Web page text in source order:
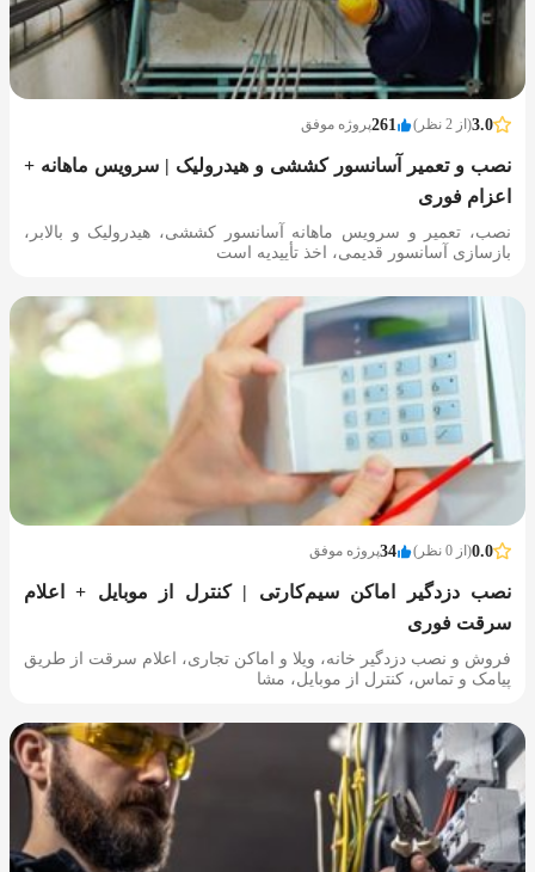
3.0(از 2 نظر) 261پروژه موفق
نصب و تعمیر آسانسور کششی و هیدرولیک | سرویس ماهانه +
اعزام فوری
نصب، تعمیر و سرویس ماهانه آسانسور کششی، هیدرولیک و بالابر،
بازسازی آسانسور قدیمی، اخذ تأییدیه است
0.0(از 0 نظر) 34پروژه موفق
نصب دزدگیر اماکن سیم‌کارتی | کنترل از موبایل + اعلام
سرقت فوری
فروش و نصب دزدگیر خانه، ویلا و اماکن تجاری، اعلام سرقت از طریق
پیامک و تماس، کنترل از موبایل، مشا